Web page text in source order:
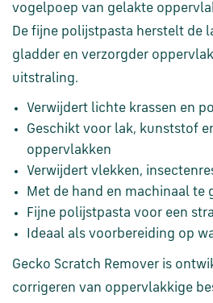
Levering
en
verzending
Retourinformatie
Klantenservice
vogelpoep van gelakte
De fijne polijstpasta herstelt de
gladder en verzorgder
uitstraling.
Verwijdert lichte krassen en
Geschikt voor lak, kunststof
oppervlakken
Verwijdert vlekken,
Met de hand en machinaal te
Fijne polijstpasta voor een
Ideaal als voorbereiding op
Gecko Scratch Remover is
corrigeren van oppervlakkige